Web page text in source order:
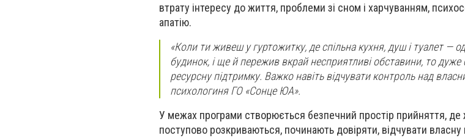
втрату інтересу до життя, проблеми зі сном і харчуванням,
апатію.
«Коли ти живеш у гуртожитку, де спільна кухня, душ і туалет —
будинок, і ще й пережив вкрай несприятливі обставини, то дуже
ресурсну підтримку. Важко навіть відчувати контроль над
психологиня ГО «Сонце ЮА».
У межах програми створюється безпечний простір прийняття, де
поступово розкриваються, починають довіряти, відчувати власну